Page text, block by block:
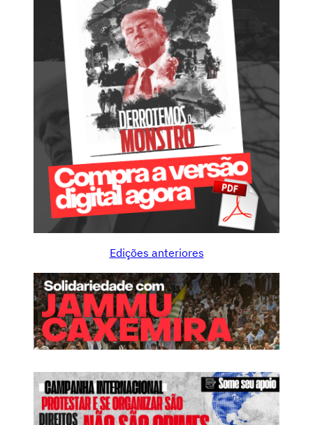
Edições anteriores